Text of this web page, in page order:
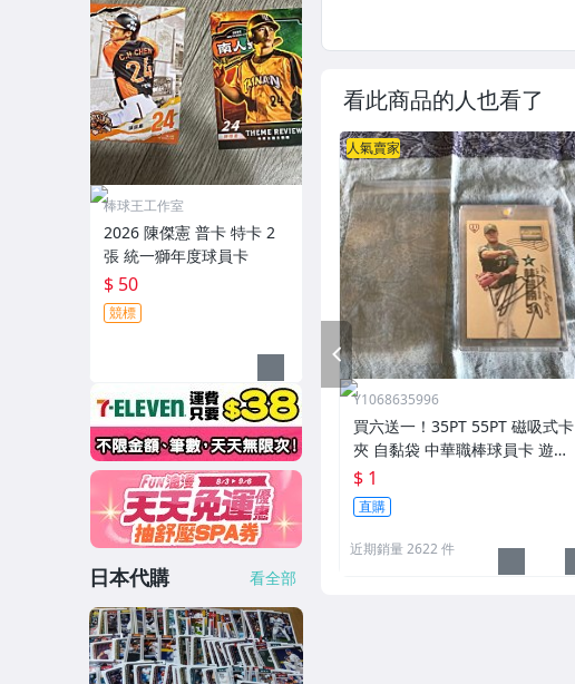
看此商品的人也看了
人氣賣家
Y1068635996
買六送一！35PT 55PT 磁吸式卡
夾 自黏袋 中華職棒球員卡 遊戲
王 寶可夢PTCG 漫威 ultra pro
可用
$ 1
直購
近期銷量 2622 件
PREV
棒球王工作室
2026 陳傑憲 普卡 特卡 2
張 統一獅年度球員卡
$ 50
競標
日本代購 看全部